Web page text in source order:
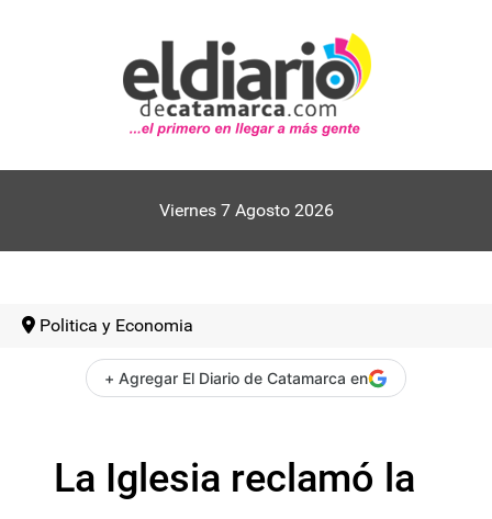
Viernes 7 Agosto 2026
Politica y Economia
+ Agregar El Diario de Catamarca en
La Iglesia reclamó la